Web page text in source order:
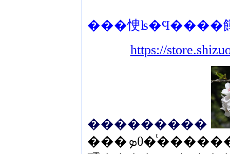
���㤤ʪ�Ϥ����
https://
���������
���ܤθ�ͭ���������Ǥ����ᵤ��ʬ�֥��ޥ��פ����ꡢ�դ��